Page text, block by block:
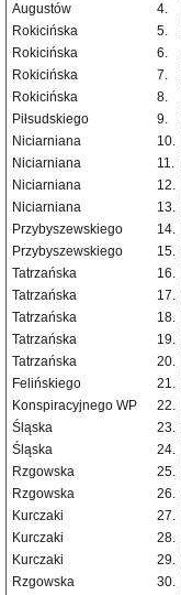
Augustów
4.
Rokicińska
5.
Rokicińska
6.
Rokicińska
7.
Rokicińska
8.
Piłsudskiego
9.
Niciarniana
10.
Niciarniana
11.
Niciarniana
12.
Niciarniana
13.
Przybyszewskiego
14.
Przybyszewskiego
15.
Tatrzańska
16.
Tatrzańska
17.
Tatrzańska
18.
Tatrzańska
19.
Tatrzańska
20.
Felińskiego
21.
Konspiracyjnego WP
22.
Śląska
23.
Śląska
24.
Rzgowska
25.
Rzgowska
26.
Kurczaki
27.
Kurczaki
28.
Kurczaki
29.
Rzgowska
30.